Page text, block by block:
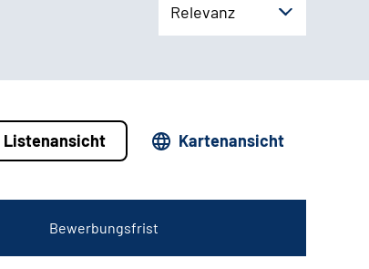
Relevanz
Listenansicht Kartenansicht
Bewerbungsfrist